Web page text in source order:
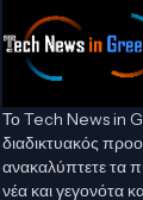
Το Tech News in
διαδικτυακός
ανακαλύπτετε τα
νέα και γεγονότα